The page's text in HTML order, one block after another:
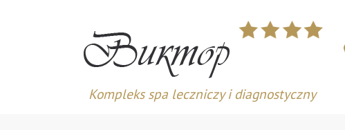
Kompleks spa leczniczy i diagnostyczny